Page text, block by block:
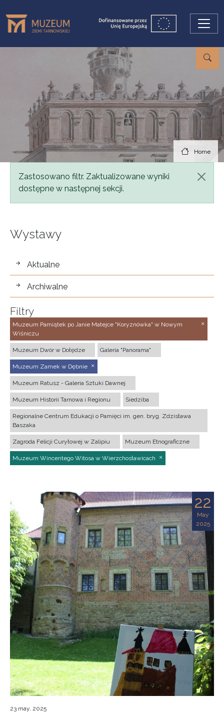
Home
Status message
Zastosowano filtr. Zaktualizowane wyniki
dostępne w następnej sekcji.
Wystawy
wystawy
Aktualne
Archiwalne
Filtry
Muzeum Pamiątek po Janie Matejce "Koryznówka" w Nowym
Wiśniczu
Muzeum Dwór w Dołędze Galeria "Panorama"
Muzeum Zamek w Dębnie
Muzeum Ratusz - Galeria Sztuki Dawnej
Muzeum Historii Tarnowa i Regionu Siedziba
Regionalne Centrum Edukacji o Pamięci im. gen. bryg. Zdzisława
Baszaka
Zagroda Felicji Curyłowej w Zalipiu Muzeum Etnograficzne
Muzeum Wincentego Witosa w Wierzchosławicach
22
May
2025
23 may, 2025